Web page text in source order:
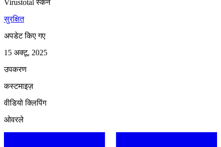
Virustotal स्कैन
सुरक्षित
अपडेट किए गए
15 अक्टू, 2025
उपकरण
कस्टमाइज़
वीडियो क्लिपिंग
ओवरले